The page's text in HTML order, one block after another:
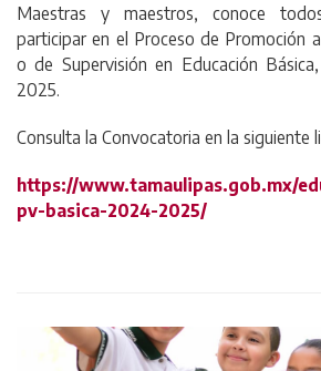
Maestras y maestros, conoce
participar en el Proceso de Promoción
o de Supervisión en Educación
2025.
Consulta la Convocatoria en la siguiente
https://www.tamaulipas.gob.mx/
pv-basica-2024-2025/